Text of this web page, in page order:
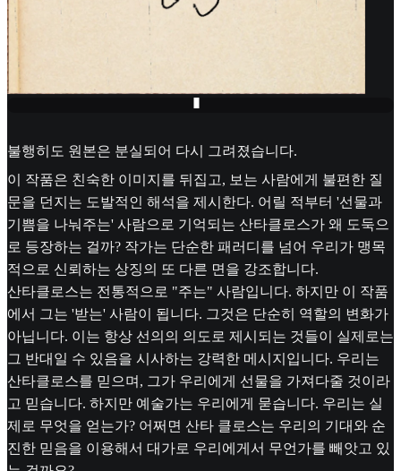
불행히도 원본은 분실되어 다시 그려졌습니다.
이 작품은 친숙한 이미지를 뒤집고, 보는 사람에게 불편한 질
문을 던지는 도발적인 해석을 제시한다. 어릴 적부터 '선물과
기쁨을 나눠주는' 사람으로 기억되는 산타클로스가 왜 도둑으
로 등장하는 걸까? 작가는 단순한 패러디를 넘어 우리가 맹목
적으로 신뢰하는 상징의 또 다른 면을 강조합니다.
산타클로스는 전통적으로 "주는" 사람입니다. 하지만 이 작품
에서 그는 '받는' 사람이 됩니다. 그것은 단순히 역할의 변화가
아닙니다. 이는 항상 선의의 의도로 제시되는 것들이 실제로는
그 반대일 수 있음을 시사하는 강력한 메시지입니다. 우리는
산타클로스를 믿으며, 그가 우리에게 선물을 가져다줄 것이라
고 믿습니다. 하지만 예술가는 우리에게 묻습니다. 우리는 실
제로 무엇을 얻는가? 어쩌면 산타 클로스는 우리의 기대와 순
진한 믿음을 이용해서 대가로 우리에게서 무언가를 빼앗고 있